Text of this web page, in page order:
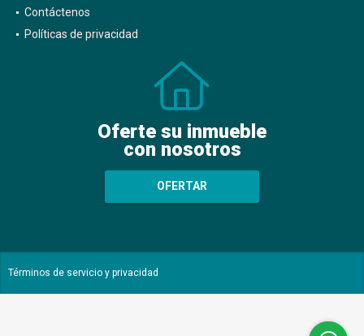
Contáctenos
Políticas de privacidad
Oferte su inmueble
con nosotros
OFERTAR
Términos de servicio y privacidad